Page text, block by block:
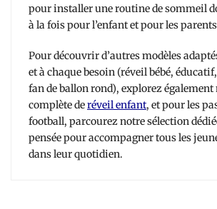
pour installer une routine de sommeil
à la fois pour l’enfant et pour les
Pour découvrir d’autres modèles
et à chaque besoin (réveil bébé,
fan de ballon rond), explorez
complète deréveil enfant, et pour les
football, parcourez notre sélection
pensée pour accompagner tous les
dans leur quotidien.